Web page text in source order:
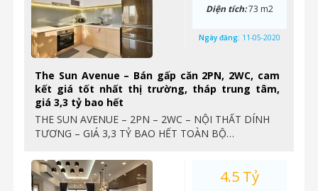
The Sun Avenue – Bán gấp căn 2PN, 2WC, cam
kết giá tốt nhất thị trường, tháp trung tâm,
giá 3,3 tỷ bao hết
THE SUN AVENUE – 2PN – 2WC – NỘI THẤT DÍNH
TƯƠNG – GIÁ 3,3 TỶ BAO HẾT TOÀN BỘ…
Diện tích:73 m2
Ngày đăng: 11-05-2020
4.5 Tỷ